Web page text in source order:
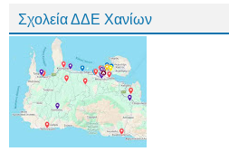
Σχολεία ΔΔΕ Χανίων